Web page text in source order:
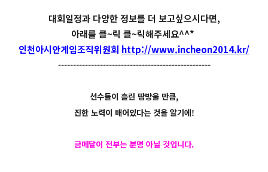
대회일정과 다양한 정보를 더 보고싶으시다면,
아래를 클~릭 클~릭해주세요^^*
인천아시안게임조직위원회 http://www.incheon2014.kr/
---------------------------------------------------
선수들이 흘린 땀방울 만큼,
진한 노력이 배어있다는 것을 알기에!
금메달이 전부는 분명 아닐 것입니다.